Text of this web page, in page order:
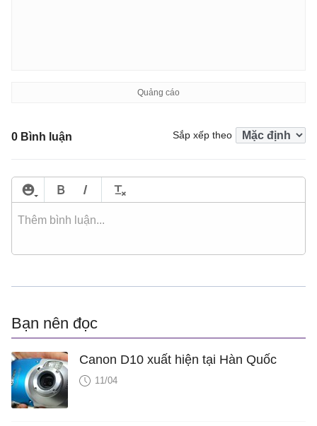
0 Bình luận Sắp xếp theo
Bạn nên đọc
Canon D10 xuất hiện tại Hàn Quốc
11/04